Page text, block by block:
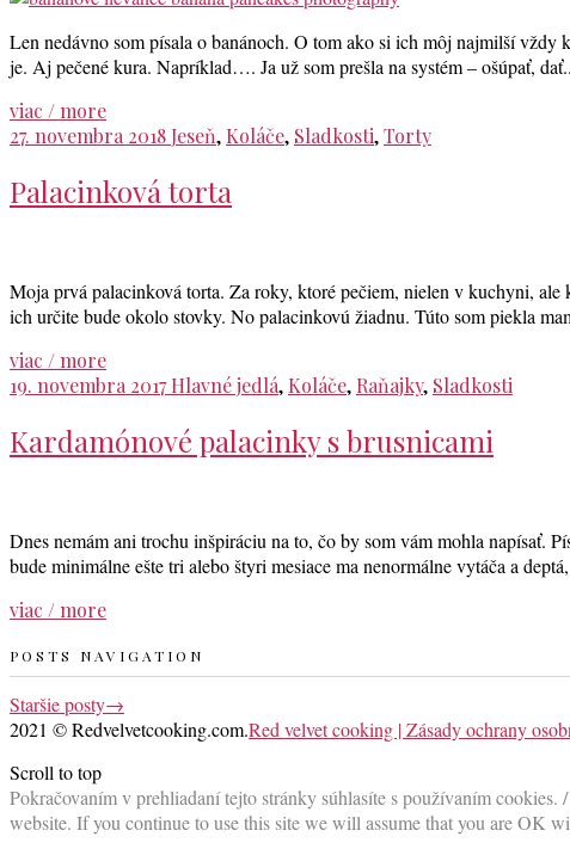
Len nedávno som písala o banánoch. O tom ako si ich môj najmilší vždy
je. Aj pečené kura. Napríklad…. Ja už som prešla na systém – ošúpať,
viac / more
27. novembra 2018 Jeseň, Koláče, Sladkosti,Torty
Palacinková torta
Moja prvá palacinková torta. Za roky, ktoré pečiem, nielen v kuchyni,
ich určite bude okolo stovky. No palacinkovú žiadnu. Túto som piekla
viac / more
19. novembra 2017Hlavné jedlá, Koláče, Raňajky, Sladkosti
Kardamónové palacinky s brusnicami
Dnes nemám ani trochu inšpiráciu na to, čo by som vám mohla napísať.
bude minimálne ešte tri alebo štyri mesiace ma nenormálne vytáča a
viac / more
POSTS NAVIGATION
Staršie posty→
2021 © Redvelvetcooking.com.Red velvet cooking | Zásady ochrany
Scroll to top
Pokračovaním v prehliadaní tejto stránky súhlasíte s používaním cookies.
website. If you continue to use this site we will assume that you are OK